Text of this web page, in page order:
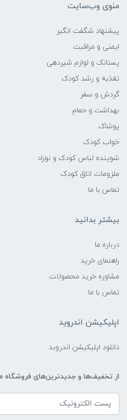
منوی وب‌سایت
پیشنهاد شگفت انگیر
ایمنی و مراقبت
پستانک و لوازم شیردهی
تغذیه و رشد کودک
گردش و سفر
بهداشت و حمام
پوشاک
خواب کودک
شوینده لباس کودک و نوزاد
ملزومات اتاق کودک
تماس با ما
بیشتر بدانید
درباره ما
راهنمای خرید
مشاوره خرید محصولات
تماس با ما
اپلیکیشن اندروید
دانلود اپلیکیشن اندروبد
از تخفیف‌ها و جدیدترین‌های فروشگاه